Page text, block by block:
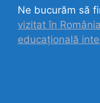
Ne bucurăm să
vizitat în
educațională